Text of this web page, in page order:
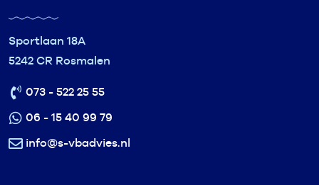
Sportlaan 18A
5242 CR Rosmalen
073 - 522 25 55
06 - 15 40 99 79
info@s-vbadvies.nl